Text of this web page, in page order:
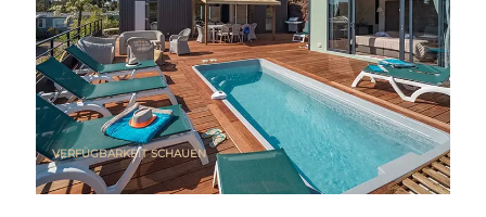
VERFÜGBARKEIT SCHAUEN